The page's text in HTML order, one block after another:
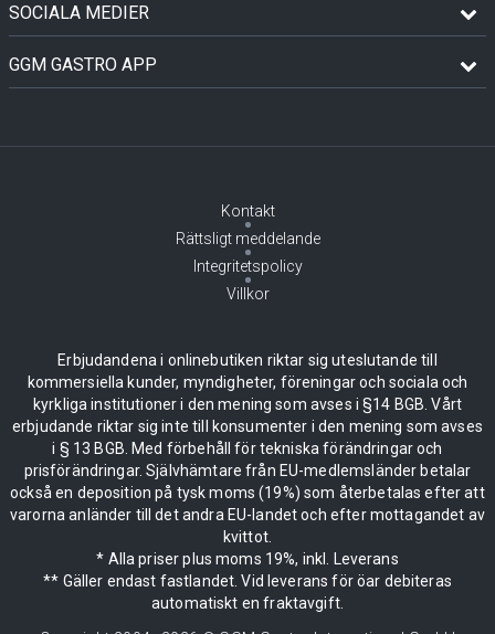
SOCIALA MEDIER
GGM GASTRO APP
Kontakt
Rättsligt meddelande
Integritetspolicy
Villkor
Erbjudandena i onlinebutiken riktar sig uteslutande till
kommersiella kunder, myndigheter, föreningar och sociala och
kyrkliga institutioner i den mening som avses i §14 BGB. Vårt
erbjudande riktar sig inte till konsumenter i den mening som avses
i § 13 BGB. Med förbehåll för tekniska förändringar och
prisförändringar. Självhämtare från EU-medlemsländer betalar
också en deposition på tysk moms (19%) som återbetalas efter att
varorna anländer till det andra EU-landet och efter mottagandet av
kvittot.
* Alla priser plus moms 19%, inkl. Leverans
** Gäller endast fastlandet. Vid leverans för öar debiteras
automatiskt en fraktavgift.